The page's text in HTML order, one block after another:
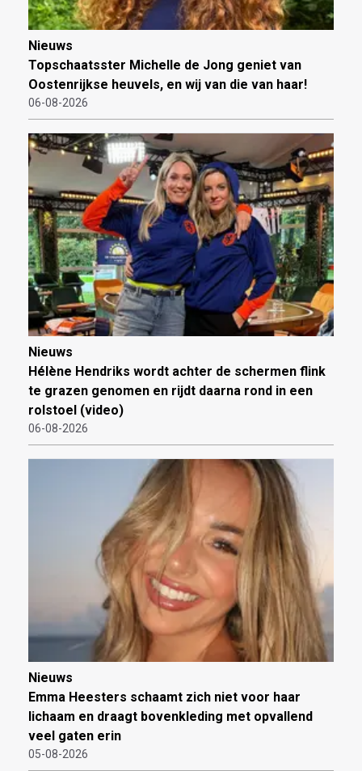
Nieuws
Topschaatsster Michelle de Jong geniet van
Oostenrijkse heuvels, en wij van die van haar!
06-08-2026
Nieuws
Hélène Hendriks wordt achter de schermen flink
te grazen genomen en rijdt daarna rond in een
rolstoel (video)
06-08-2026
Nieuws
Emma Heesters schaamt zich niet voor haar
lichaam en draagt bovenkleding met opvallend
veel gaten erin
05-08-2026